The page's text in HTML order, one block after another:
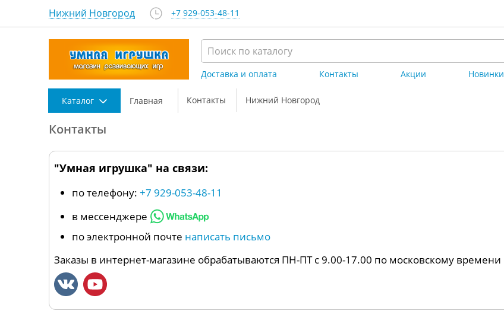
Нижний Новгород +7 929-053-48-11
Доставка и оплата Контакты Акции Новинки
Каталог Главная Контакты Нижний Новгород
Контакты
"Умная игрушка" на связи:
по телефону: +7 929-053-48-11
в мессенджере
по электронной почте написать письмо
Заказы в интернет-магазине обрабатываются ПН-ПТ с 9.00-17.00 по московскому времени